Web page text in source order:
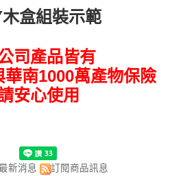
盒組裝示範
司產品皆有
南1000萬產物保險
安心使用
新消息 訂閱商品訊息